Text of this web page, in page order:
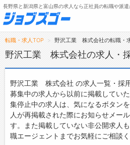
無料会員登録
メニュー
トップ
詳細情報で求人を探す
転職支援サービスについて
長野県と新潟県と富山県の求人なら正社員の転職や派
転職・求人TOP 野沢工業 株式会社の転職・
野沢工業 株式会社の求人・
野沢工業 株式会社 の求人一覧・採
募集中の求人から以前に掲載してい
集停止中の求人は、気になるボタン
人が再掲載された際にお知らせメー
す。また掲載していない非公開求人
職エージェントまでお気軽にご相談く